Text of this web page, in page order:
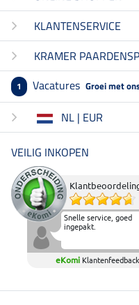
KLANTENSERVICE
KRAMER
1 Vacatures Groei met
NL | EUR
VEILIG INKOPEN
Snelle service, goed
ingepakt.
eKomi Klantenfeedback